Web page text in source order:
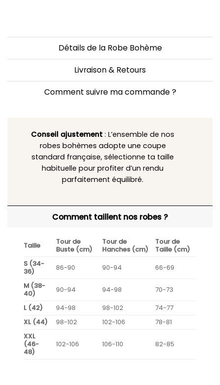
Détails de la Robe Bohème
Livraison & Retours
Comment suivre ma commande ?
Conseil ajustement : L’ensemble de nos
robes bohèmes adopte une coupe
standard française, sélectionne ta taille
habituelle pour profiter d’un rendu
parfaitement équilibré.
Comment taillent nos robes ?
Taille
Tour de
Buste (cm)
Tour de
Hanches (cm)
Tour de
Taille (cm)
S (34-
36)
86-90 90-94
66-69
M (38-
40)
90-94 94-98
70-73
L (42)
94-98 98-102
74-77
XL (44)
98-102 102-106
78-81
XXL
(46-
48)
102-106 106-110 82-85